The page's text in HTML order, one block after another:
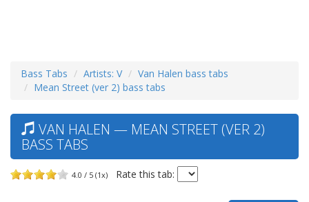
Bass Tabs Artists: V
Van Halen bass tabs
Mean Street (ver 2) bass tabs
VAN HALEN — MEAN STREET (VER 2)
BASS TABS
4.0 / 5 (1x) Rate this tab: